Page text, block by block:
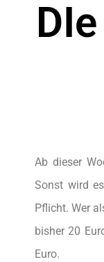
Ab dieser
Sonst wird
Pflicht. Wer
bisher 20
Euro.